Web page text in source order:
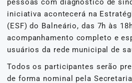
pessoas com diagnóstico de
iniciativa acontecerá na
(ESF) do Balneário, das 7h às
acompanhamento completo e
usuários da rede municipal de
Todos os participantes serão
de forma nominal pela